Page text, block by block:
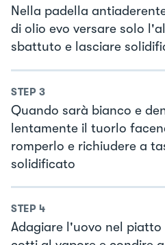
Nella padella
di olio evo versare solo
sbattuto e lasciare
STEP 3
Quando sarà bianco e
lentamente il tuorlo
romperlo e richiudere a
solidificato
STEP 4
Adagiare l'uovo nel